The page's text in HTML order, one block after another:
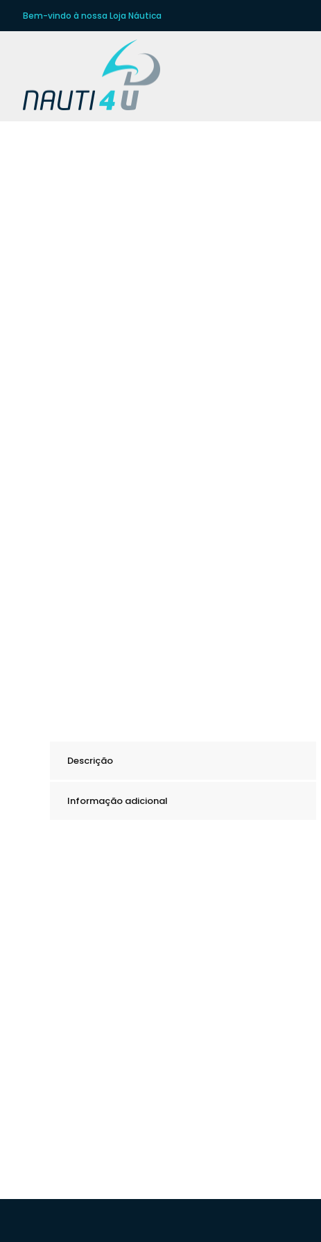
Bem-vindo à nossa Loja Náutica
Descrição
Informação adicional